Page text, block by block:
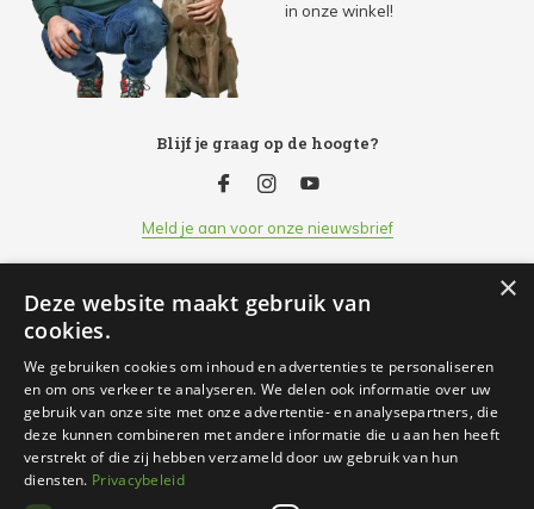
in onze winkel!
Blijf je graag op de hoogte?
Meld je aan voor onze nieuwsbrief
Klantenservice
Openingsuren
Informatie
×
Deze website maakt gebruik van
cookies.
We gebruiken cookies om inhoud en advertenties te personaliseren
en om ons verkeer te analyseren. We delen ook informatie over uw
gebruik van onze site met onze advertentie- en analysepartners, die
deze kunnen combineren met andere informatie die u aan hen heeft
verstrekt of die zij hebben verzameld door uw gebruik van hun
diensten. Privacybeleid